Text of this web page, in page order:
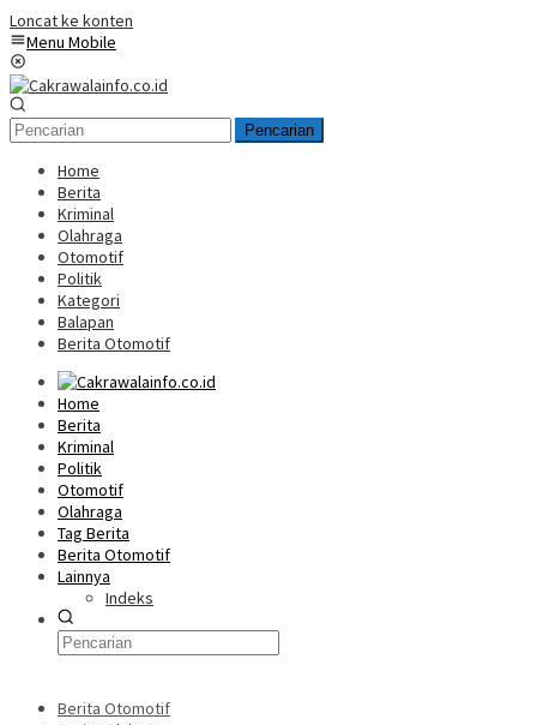
Loncat ke konten
Menu Mobile
Pencarian
Home
Berita
Kriminal
Olahraga
Otomotif
Politik
Kategori
Balapan
Berita Otomotif
Home
Berita
Kriminal
Politik
Otomotif
Olahraga
Tag Berita
Berita Otomotif
Lainnya
Indeks
Berita Otomotif